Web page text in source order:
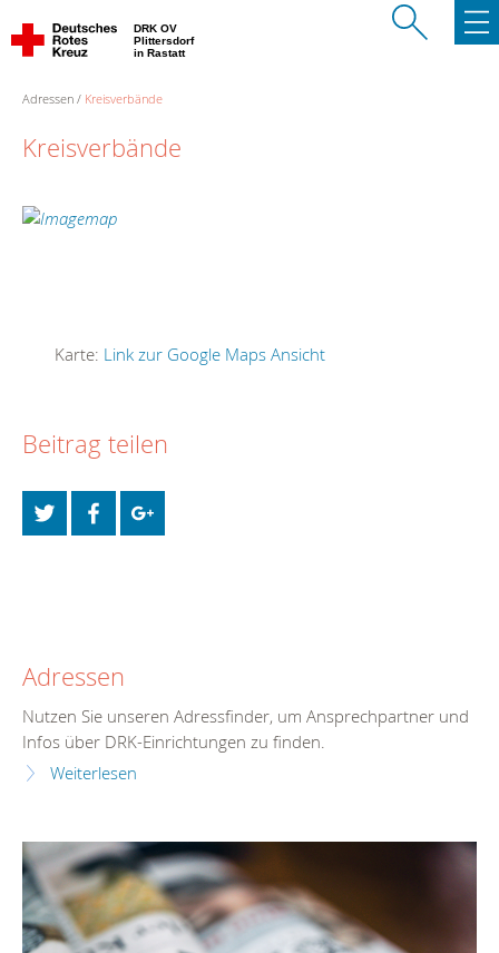
DRK OV
Plittersdorf
in Rastatt
Adressen Kreisverbände
Kreisverbände
Karte: Link zur Google Maps Ansicht
Beitrag teilen
Adressen
Nutzen Sie unseren Adressfinder, um Ansprechpartner und
Infos über DRK-Einrichtungen zu finden.
Weiterlesen